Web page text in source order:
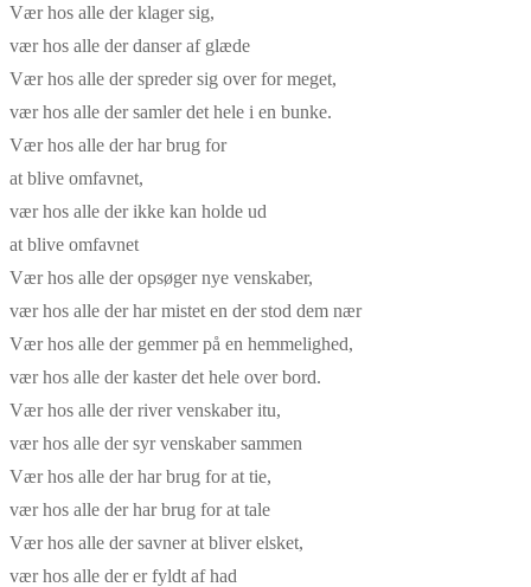
Vær hos alle der klager sig,
vær hos alle der danser af glæde
Vær hos alle der spreder sig over for meget,
vær hos alle der samler det hele i en bunke.
Vær hos alle der har brug for
at blive omfavnet,
vær hos alle der ikke kan holde ud
at blive omfavnet
Vær hos alle der opsøger nye venskaber,
vær hos alle der har mistet en der stod dem nær
Vær hos alle der gemmer på en hemmelighed,
vær hos alle der kaster det hele over bord.
Vær hos alle der river venskaber itu,
vær hos alle der syr venskaber sammen
Vær hos alle der har brug for at tie,
vær hos alle der har brug for at tale
Vær hos alle der savner at bliver elsket,
vær hos alle der er fyldt af had